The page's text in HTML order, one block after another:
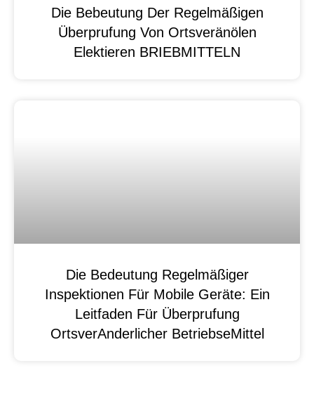
Die Bebeutung Der Regelmäßigen
Überprufung Von Ortsveränölen
Elektieren BRIEBMITTELN
Die Bedeutung Regelmäßiger
Inspektionen Für Mobile Geräte: Ein
Leitfaden Für Überprufung
OrtsverAnderlicher BetriebseMittel